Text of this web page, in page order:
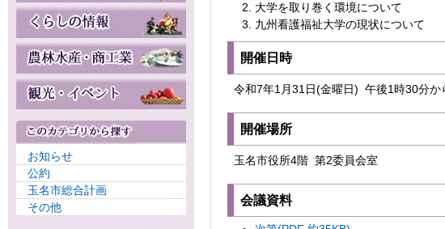
お知らせ
公約
玉名市総合計画
その他
大学を取り巻く環境について
九州看護福祉大学の現状について
開催日時
令和7年1月31日(金曜日) 午後1時30分か
開催場所
玉名市役所4階 第2委員会室
会議資料